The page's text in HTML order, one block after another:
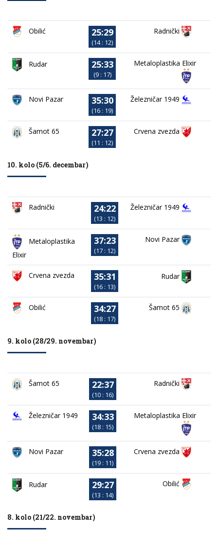
Obilić 25:29
(14 : 12)
Radnički
Rudar 25:33
(9 : 17)
Metaloplastika Elixir
Novi Pazar 35:30
(16 : 19)
Železničar 1949
Šamot 65 27:27
(11 : 12)
Crvena zvezda
10. kolo (5/6. decembar)
Radnički 24:22
(13 : 12)
Železničar 1949
Metaloplastika
Elixir
37:23
(17 : 12)
Novi Pazar
Crvena zvezda 35:31
(16 : 13)
Rudar
Obilić 34:27
(18 : 17)
Šamot 65
9. kolo (28/29. novembar)
Šamot 65 22:37
(10 : 16)
Radnički
Železničar 1949 34:33
(18 : 15)
Metaloplastika Elixir
Novi Pazar 35:28
(19 : 11)
Crvena zvezda
Rudar 29:27
(13 : 14)
Obilić
8. kolo (21/22. novembar)